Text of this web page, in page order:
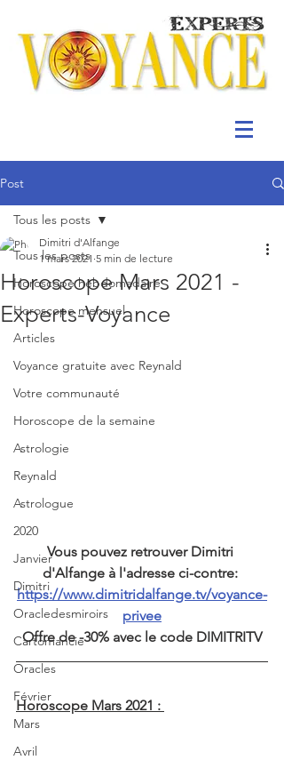
Post
Tous les posts
Horoscope hebdomadaire
Horoscope mensuel
Articles
Voyance gratuite avec Reynald
Votre communauté
Horoscope de la semaine
Astrologie
Reynald
Astrologue
2020
Janvier
Dimitri
Oracledesmiroirs
Cartomancie
Oracles
Février
Mars
Avril
Tous les posts
Horoscope Mars 2021 -
Experts-Voyance
Dimitri d'Alfange
1 mars 2021 5 min de lecture
Vous pouvez retrouver Dimitri
d'Alfange à l'adresse ci-contre:
https://www.dimitridalfange.tv/voyance-
privee
Offre de -30% avec le code DIMITRITV
Horoscope Mars 2021 :